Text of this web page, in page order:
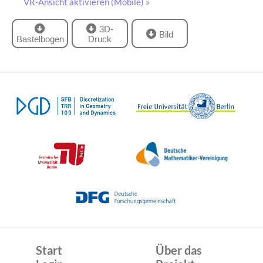
Bastelbogen
3D-
Druck
Bild
Start
Über das